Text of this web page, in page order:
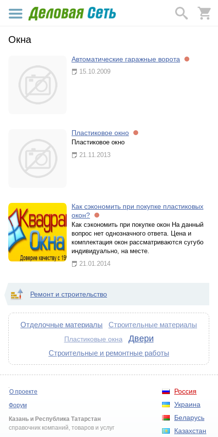
Окна
Автоматические гаражные ворота
15.10.2009
Пластиковое окно
Пластиковое окно
21.11.2013
Как сэкономить при покупке пластиковых
окон?
Как сэкономить при покупке окон На данный
вопрос нет однозначного ответа. Цена и
комплектация окон рассматриваются сугубо
индивидуально, на месте.
21.01.2014
Ремонт и строительство
Отделочные материалы Строительные материалы
Пластиковые окна Двери
Строительные и ремонтные работы
Россия
Украина
Беларусь
Казахстан
О проекте
Форум
Казань и Республика Татарстан
справочник компаний, товаров и услуг